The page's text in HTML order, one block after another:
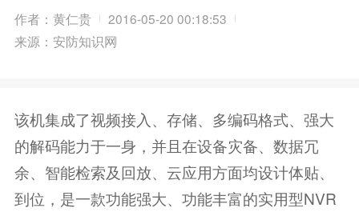
作者：黄仁贵
2016-05-20 00:18:53
来源：安防知识网
该机集成了视频接入、存储、多编码格式、强大
的解码能力于一身，并且在设备灾备、数据冗
余、智能检索及回放、云应用方面均设计体贴、
到位，是一款功能强大、功能丰富的实用型NVR